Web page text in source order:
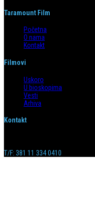
Taramount Film
Početna
O nama
Kontakt
Filmovi
Uskoro
U bioskopima
Vesti
Arhiva
Kontakt
T/F: 381 11 334 0410